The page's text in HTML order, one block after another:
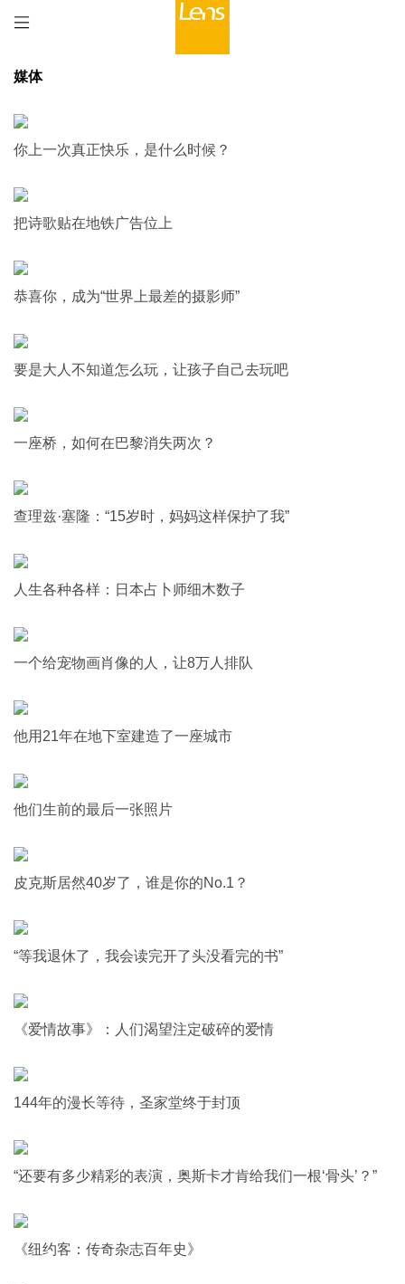
媒体
你上一次真正快乐，是什么时候？
把诗歌贴在地铁广告位上
恭喜你，成为“世界上最差的摄影师”
要是大人不知道怎么玩，让孩子自己去玩吧
一座桥，如何在巴黎消失两次？
查理兹·塞隆：“15岁时，妈妈这样保护了我”
人生各种各样：日本占卜师细木数子
一个给宠物画肖像的人，让8万人排队
他用21年在地下室建造了一座城市
他们生前的最后一张照片
皮克斯居然40岁了，谁是你的No.1？
“等我退休了，我会读完开了头没看完的书”
《爱情故事》：人们渴望注定破碎的爱情
144年的漫长等待，圣家堂终于封顶
“还要有多少精彩的表演，奥斯卡才肯给我们一根‘骨头’？”
《纽约客：传奇杂志百年史》